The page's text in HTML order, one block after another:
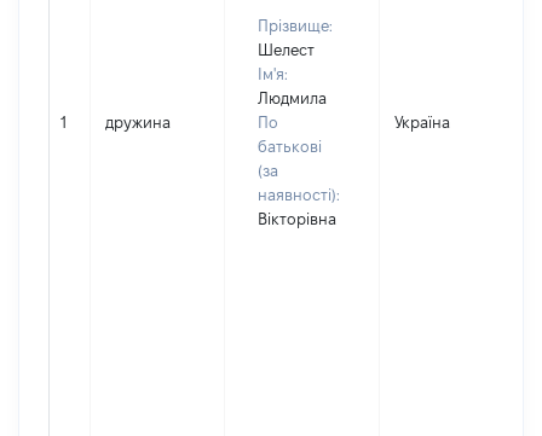
1 дружина
Прізвище:
Шелест
Ім'я:
Людмила
По
батькові
(за
наявності):
Вікторівна
Україна